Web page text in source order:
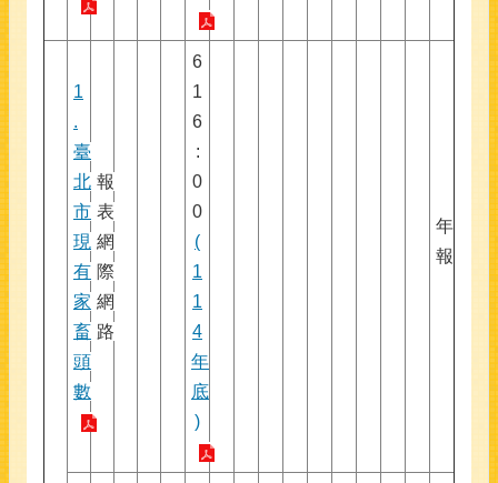
1
.
臺
北
市
現
有
家
畜
頭
數
報
表
網
際
網
路
6
1
6
:
0
0
(
1
1
4
年
底
)
年
報